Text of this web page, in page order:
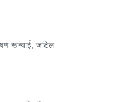
खन्याई, जटिल